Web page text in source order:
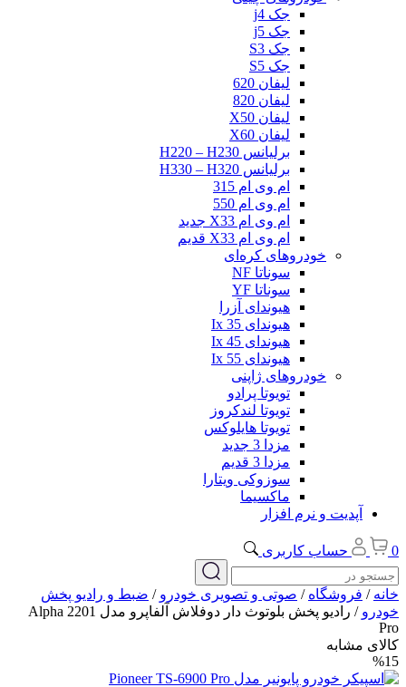
جک j4
جک j5
جک S3
جک S5
لیفان 620
لیفان 820
لیفان X50
لیفان X60
برلیانس H220 – H230
برلیانس H330 – H320
ام وی ام 315
ام وی ام 550
ام وی ام X33 جدید
ام وی ام X33 قدیم
خودروهای کره‌ای
سوناتا NF
سوناتا YF
هیوندای آزرا
هیوندای Ix 35
هیوندای Ix 45
هیوندای Ix 55
خودروهای ژاپنی
تویوتا پرادو
تویوتا لندکروز
تویوتا هایلوکس
مزدا 3 جدید
مزدا 3 قدیم
سوزوکی ویتارا
ماکسیما
آپدیت و نرم افزار
0 حساب کاربری
خانه / فروشگاه / صوتی و تصویری خودرو / ضبط و رادیو پخش
خودرو
/ رادیو پخش بلوتوث دار دوفلاش آلفاپرو مدل 2201 Alpha
Pro
کالای مشابه
%15